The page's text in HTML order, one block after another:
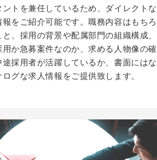
ントを兼任しているため、ダイレクトな
報をご紹介可能です。職務内容はもちろ
と、採用の背景や配属部門の組織構成、
用か急募案件なのか、求める人物像の確
途採用者が活躍しているか、書面にはな
ログな求人情報をご提供致します。